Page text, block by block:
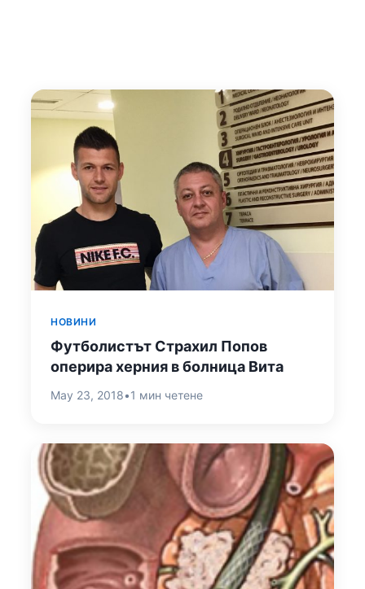
НОВИНИ
Футболистът Страхил Попов
оперира херния в болница Вита
May 23, 2018•1 мин четене